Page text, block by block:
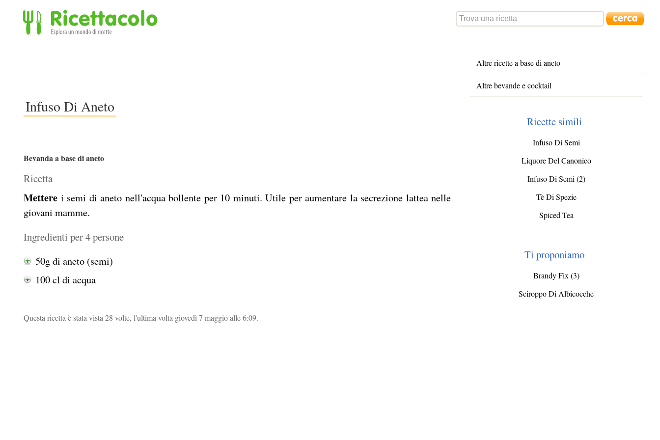
Infuso Di Aneto
Bevanda a base di aneto
Ricetta
Mettere i semi di aneto nell'acqua bollente per 10 minuti. Utile per aumentare la secrezione lattea nelle
giovani mamme.
Ingredienti per 4 persone
50g di aneto (semi)
100 cl di acqua
Questa ricetta è stata vista 28 volte, l'ultima volta giovedì 7 maggio alle 6:09.
Altre ricette a base di aneto
Altre bevande e cocktail
Ricette simili
Infuso Di Semi
Liquore Del Canonico
Infuso Di Semi (2)
Tè Di Spezie
Spiced Tea
Ti proponiamo
Brandy Fix (3)
Sciroppo Di Albicocche